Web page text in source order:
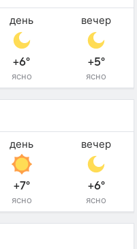
день
+6°
ясно
вечер
+5°
ясно
день
+7°
ясно
вечер
+6°
ясно